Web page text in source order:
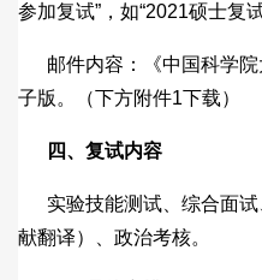
参加复试”，如“2021硕士复
邮件内容：《中国科学
子版。（下方附件1下载）
四、复试内容
实验技能测试、综合面
献翻译）、政治考核。